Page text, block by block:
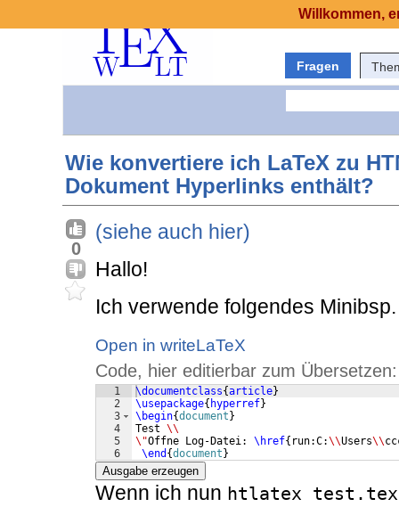
Fragen
Wie konvertiere ich LaTeX zu
Dokument Hyperlinks enthält?
0
(siehe auch hier)
Hallo!
Ich verwende folgendes
Open in writeLaTeX
Code, hier editierbar zum Übersetzen:
1
2
3
4
5
6
\documentclass{article}
\usepackage{ hyperref}
\begin{document }
Test \\
\"Offne Log-Datei: \href{ run:C:\\Users\\
\end {document }
Ausgabe erzeugen
Wenn ich nun htlatex test.tex
Willkommen,